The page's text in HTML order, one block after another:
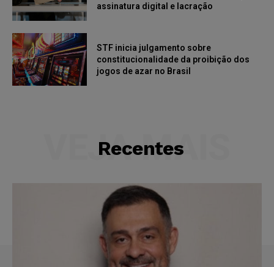
assinatura digital e lacração
STF inicia julgamento sobre
constitucionalidade da proibição dos
jogos de azar no Brasil
Recentes
VEJA MAIS